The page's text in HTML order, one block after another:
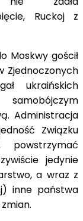
Ruckoj z
Moskwy gościł
Zjednoczonych
ukraińskich
Administracja
Związku
powstrzymać
jedynie
a wraz z
inne państwa